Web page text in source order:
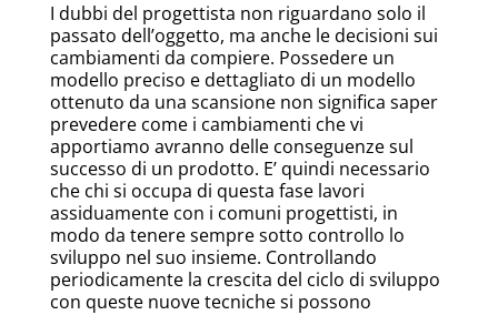
I dubbi del progettista non riguardano solo il
passato dell’oggetto, ma anche le decisioni sui
cambiamenti da compiere. Possedere un
modello preciso e dettagliato di un modello
ottenuto da una scansione non significa saper
prevedere come i cambiamenti che vi
apportiamo avranno delle conseguenze sul
successo di un prodotto. E’ quindi necessario
che chi si occupa di questa fase lavori
assiduamente con i comuni progettisti, in
modo da tenere sempre sotto controllo lo
sviluppo nel suo insieme. Controllando
periodicamente la crescita del ciclo di sviluppo
con queste nuove tecniche si possono